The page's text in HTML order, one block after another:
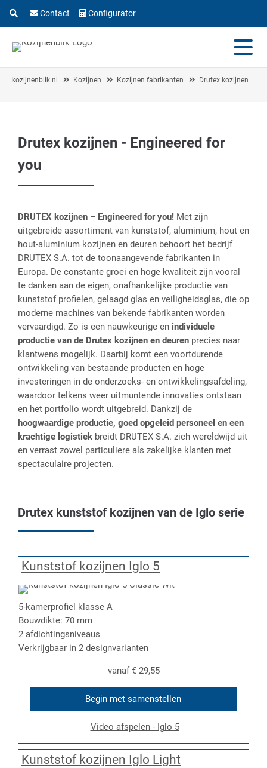
Contact Configurator
kozijnenblik.nl Kozijnen Kozijnen fabrikanten Drutex kozijnen
Drutex kozijnen - Engineered for
you
DRUTEX kozijnen – Engineered for you! Met zijn
uitgebreide assortiment van kunststof, aluminium, hout en
hout-aluminium kozijnen en deuren behoort het bedrijf
DRUTEX S.A. tot de toonaangevende fabrikanten in
Europa. De constante groei en hoge kwaliteit zijn vooral
te danken aan de eigen, onafhankelijke productie van
kunststof profielen, gelaagd glas en veiligheidsglas, die op
moderne machines van bekende fabrikanten worden
vervaardigd. Zo is een nauwkeurige en individuele
productie van de Drutex kozijnen en deuren precies naar
klantwens mogelijk. Daarbij komt een voortdurende
ontwikkeling van bestaande producten en hoge
investeringen in de onderzoeks- en ontwikkelingsafdeling,
waardoor telkens weer uitmuntende innovaties ontstaan
en het portfolio wordt uitgebreid. Dankzij de
hoogwaardige productie, goed opgeleid personeel en een
krachtige logistiek breidt DRUTEX S.A. zich wereldwijd uit
en verrast zowel particuliere als zakelijke klanten met
spectaculaire projecten.
Drutex kunststof kozijnen van de Iglo serie
Kunststof kozijnen Iglo 5
5-kamerprofiel klasse A
Bouwdikte: 70 mm
2 afdichtingsniveaus
Verkrijgbaar in 2 designvarianten
vanaf€ 29,55
Begin met samenstellen
Video afspelen - Iglo 5
Kunststof kozijnen Iglo Light